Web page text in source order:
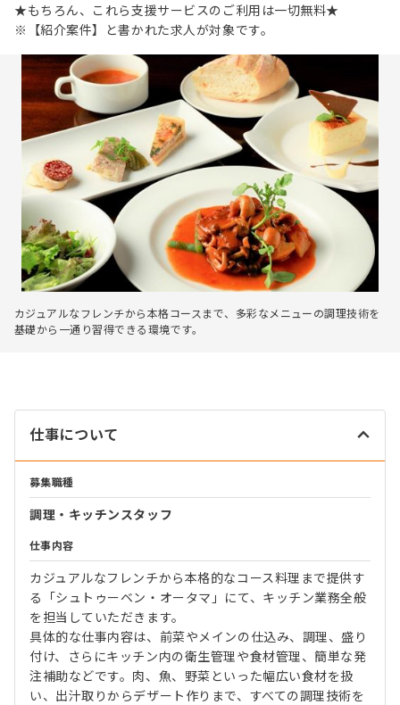
★もちろん、これら支援サービスのご利用は一切無料★
※【紹介案件】と書かれた求人が対象です。
カジュアルなフレンチから本格コースまで、多彩なメニューの調理技術を
基礎から一通り習得できる環境です。
仕事について
募集職種
調理・キッチンスタッフ
仕事内容
カジュアルなフレンチから本格的なコース料理まで提供す
る「シュトゥーベン・オータマ」にて、キッチン業務全般
を担当していただきます。
具体的な仕事内容は、前菜やメインの仕込み、調理、盛り
付け、さらにキッチン内の衛生管理や食材管理、簡単な発
注補助などです。肉、魚、野菜といった幅広い食材を扱
い、出汁取りからデザート作りまで、すべての調理技術を